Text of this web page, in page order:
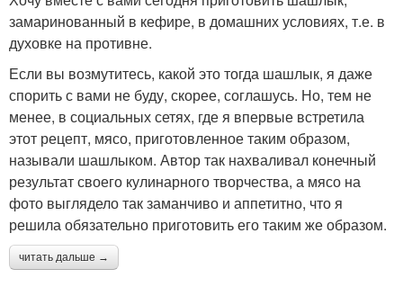
замаринованный в кефире, в домашних условиях, т.е. в
духовке на противне.
Если вы возмутитесь, какой это тогда шашлык, я даже
спорить с вами не буду, скорее, соглашусь. Но, тем не
менее, в социальных сетях, где я впервые встретила
этот рецепт, мясо, приготовленное таким образом,
называли шашлыком. Автор так нахваливал конечный
результат своего кулинарного творчества, а мясо на
фото выглядело так заманчиво и аппетитно, что я
решила обязательно приготовить его таким же образом.
читать дальше →